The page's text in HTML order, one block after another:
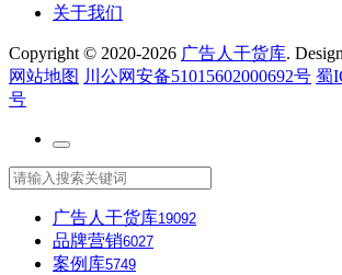
关于我们
Copyright © 2020-2026 广告人干货库.
网站地图 川公网安备51015602000692号 蜀
号
广告人干货库19092
品牌营销6027
案例库5749